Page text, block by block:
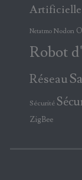
Artificielle
Netatmo Nodon
Robot
Réseau
Sécurité
ZigBee